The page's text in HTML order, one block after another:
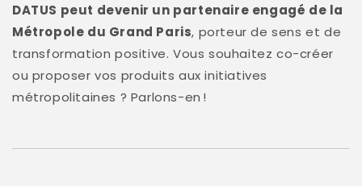
DATUS peut devenir un partenaire engagé de la
Métropole du Grand Paris, porteur de sens et de
transformation positive. Vous souhaitez co-créer
ou proposer vos produits aux initiatives
métropolitaines ? Parlons-en !